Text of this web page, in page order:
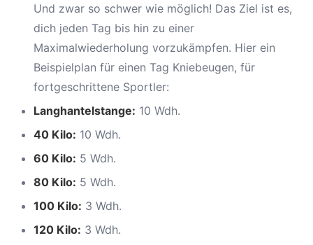
Und zwar so schwer wie möglich! Das Ziel ist es,
dich jeden Tag bis hin zu einer
Maximalwiederholung vorzukämpfen. Hier ein
Beispielplan für einen Tag Kniebeugen, für
fortgeschrittene Sportler:
Langhantelstange: 10 Wdh.
40 Kilo: 10 Wdh.
60 Kilo: 5 Wdh.
80 Kilo: 5 Wdh.
100 Kilo: 3 Wdh.
120 Kilo: 3 Wdh.